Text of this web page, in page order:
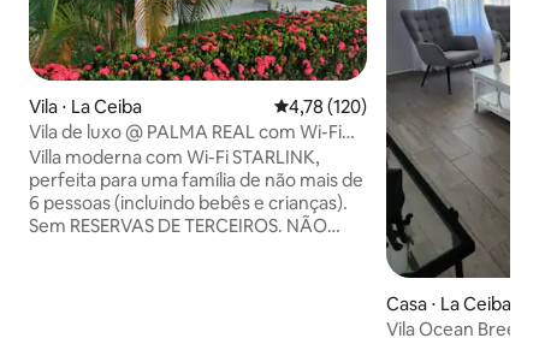
Vila ⋅ La Ceiba 4,78 de uma avaliação média de
4,78 (120)
Vila de luxo @ PALMA REAL com Wi-Fi
Starlink
Villa moderna com Wi-Fi STARLINK,
perfeita para uma família de não mais de
6 pessoas (incluindo bebês e crianças).
Sem RESERVAS DE TERCEIROS. NÃO
Casa ⋅ La Ceiba
Vila Ocean Breeze